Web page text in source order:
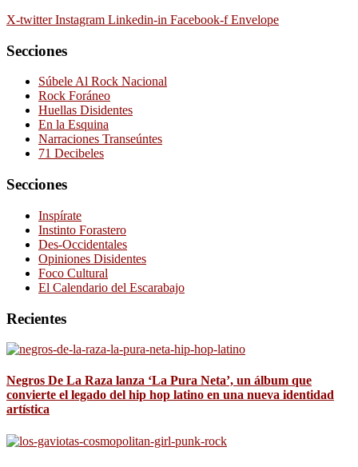
X-twitter Instagram Linkedin-in Facebook-f Envelope
Secciones
Súbele Al Rock Nacional
Rock Foráneo
Huellas Disidentes
En la Esquina
Narraciones Transeúntes
71 Decibeles
Secciones
Inspírate
Instinto Forastero
Des-Occidentales
Opiniones Disidentes
Foco Cultural
El Calendario del Escarabajo
Recientes
Negros De La Raza lanza ‘La Pura Neta’, un álbum que
convierte el legado del hip hop latino en una nueva identidad
artística